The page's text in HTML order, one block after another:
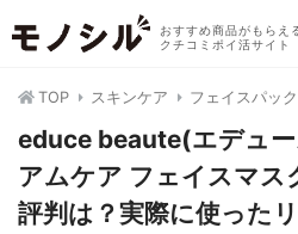
おすすめ商品がもらえ
クチコミポイ活サイト
TOP スキンケア フェイスパッ
educe beaute(エデュ
アムケア フェイスマス
評判は？実際に使った